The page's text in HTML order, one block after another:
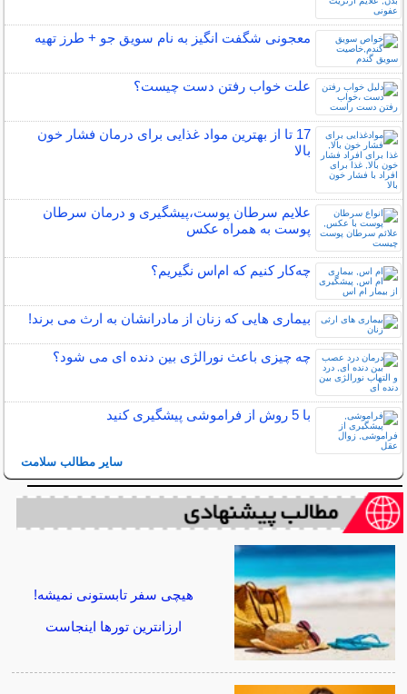
معجونی شگفت انگیز به نام سویق جو + طرز تهیه
علت خواب رفتن دست چیست؟
17 تا از بهترین مواد غذایی برای درمان فشار خون
بالا
علایم سرطان پوست،پیشگیری و درمان سرطان
پوست به همراه عکس
چه‌كار كنيم كه ام‌اس نگيريم؟
بیماری هایی که زنان از مادرانشان به ارث می برند!
چه چیزی باعث نورالژی بین دنده ای می شود؟
با 5 روش از فراموشی پیشگیری کنید
سایر مطالب سلامت
هیچی سفر تابستونی نمیشه!
ارزانترین تورها اینجاست